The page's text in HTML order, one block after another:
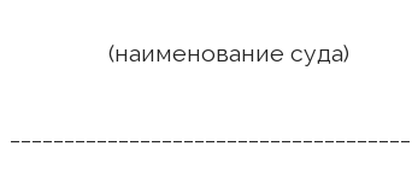
(наименование суда)